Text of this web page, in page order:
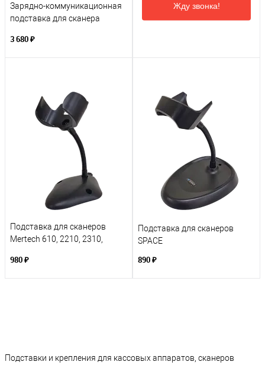
Зарядно-коммуникационная
подставка для сканера
3 680 ₽
Жду звонка!
Подставка для сканеров
Mertech 610, 2210, 2310,
980 ₽
Подставка для сканеров
SPACE
890 ₽
Подставки и крепления для кассовых аппаратов, сканеров